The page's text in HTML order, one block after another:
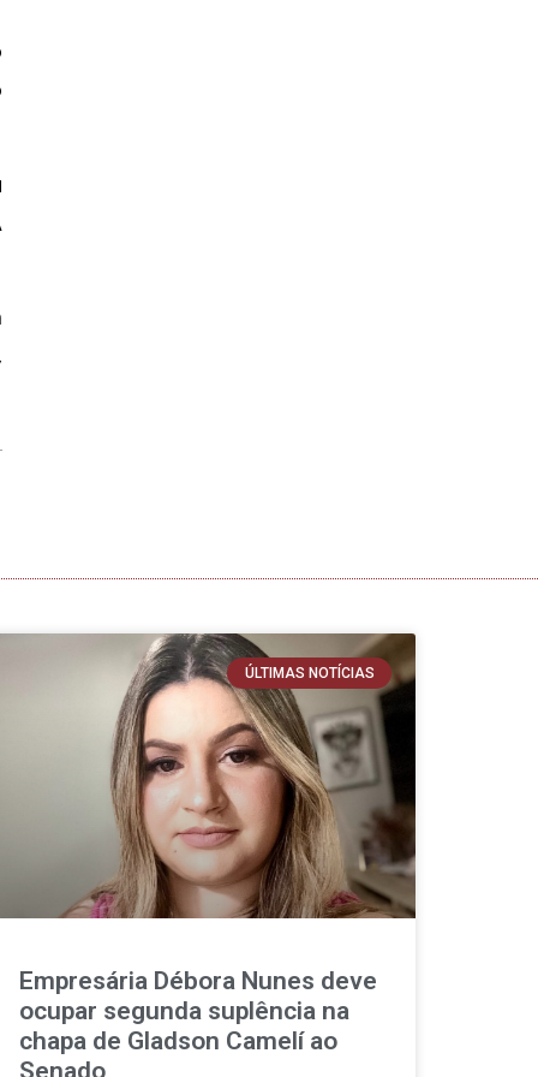
ÚLTIMAS NOTÍCIAS
Empresária Débora Nunes deve
ocupar segunda suplência na
chapa de Gladson Camelí ao
Senado